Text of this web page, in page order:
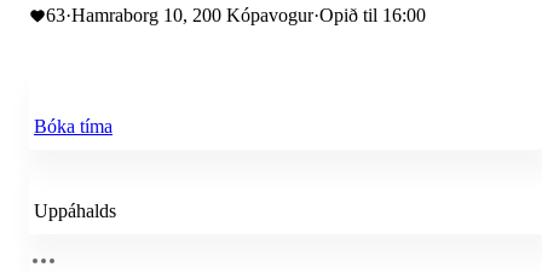
63·Hamraborg 10, 200 Kópavogur·Opið til 16:00
Bóka tíma
Uppáhalds